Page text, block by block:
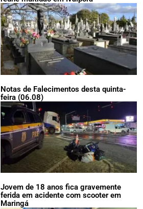
Notas de Falecimentos desta quinta-
feira (06.08)
Jovem de 18 anos fica gravemente
ferida em acidente com scooter em
Maringá